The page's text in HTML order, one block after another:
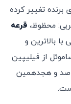
تغییر کرده
قرعه
بالاترین و
از فیلیپین
صد و هجدهمین